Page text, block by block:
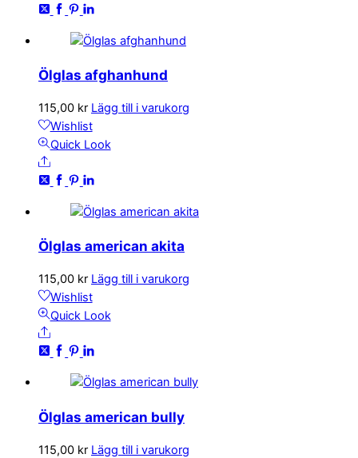
Ölglas afghanhund
115,00 kr Lägg till i varukorg
Wishlist
Quick Look
Share
Ölglas american akita
115,00 kr Lägg till i varukorg
Wishlist
Quick Look
Share
Ölglas american bully
115,00 kr Lägg till i varukorg